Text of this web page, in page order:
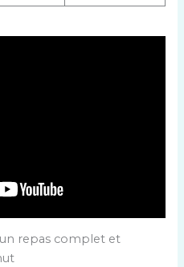
repas complet et